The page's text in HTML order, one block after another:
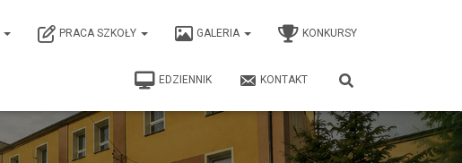
PRACA SZKOŁY GALERIA KONKURSY
EDZIENNIK KONTAKT